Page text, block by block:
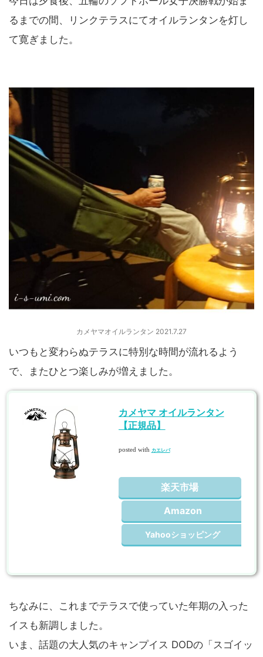
るまでの間、リンクテラスにてオイルランタンを灯し
て寛ぎました。
カメヤマオイルランタン 2021.7.27
いつもと変わらぬテラスに特別な時間が流れるよう
で、またひとつ楽しみが増えました。
カメヤマ オイルランタン
【正規品】
posted with カエレバ
楽天市場
Amazon
Yahooショッピング
ちなみに、これまでテラスで使っていた年期の入った
イスも新調しました。
いま、話題の大人気のキャンプイス DODの「スゴイッ